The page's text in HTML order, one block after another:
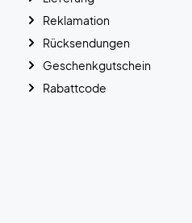
Reklamation
Rücksendungen
Geschenkgutschein
Rabattcode